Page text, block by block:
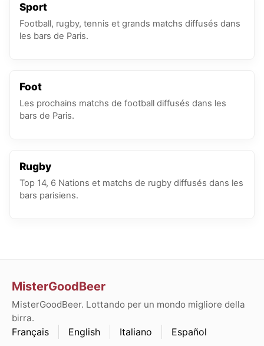
Sport
Football, rugby, tennis et grands matchs diffusés dans
les bars de Paris.
Foot
Les prochains matchs de football diffusés dans les
bars de Paris.
Rugby
Top 14, 6 Nations et matchs de rugby diffusés dans les
bars parisiens.
MisterGoodBeer
MisterGoodBeer. Lottando per un mondo migliore della
birra.
Français English Italiano Español